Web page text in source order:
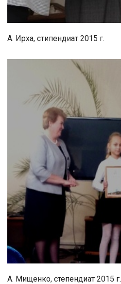
А. Ирха, стипендиат 2015 г.
А. Мищенко, степендиат 2015 г.